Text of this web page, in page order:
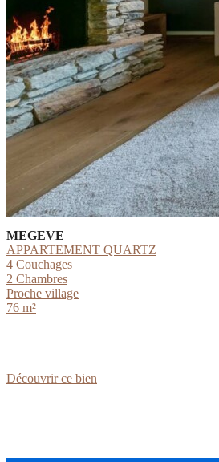
MEGEVE
APPARTEMENT QUARTZ
4 Couchages
2 Chambres
Proche village
76 m²
Découvrir ce bien